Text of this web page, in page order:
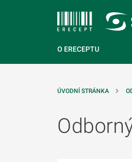
O ERECEPTU
ÚVODNÍ STRÁNKA